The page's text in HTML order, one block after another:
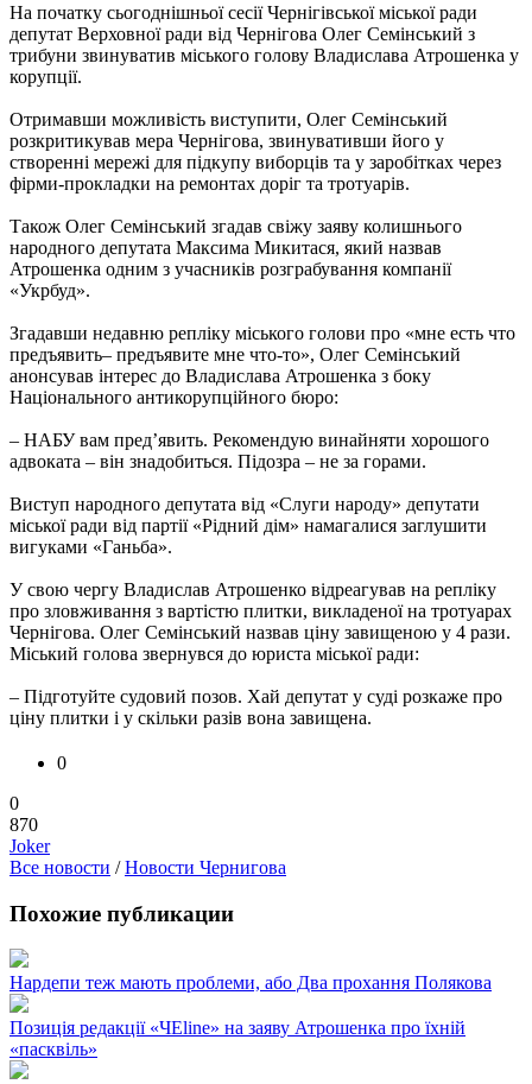
На початку сьогоднішньої сесії Чернігівської міської ради
депутат Верховної ради від Чернігова Олег Семінський з
трибуни звинуватив міського голову Владислава Атрошенка у
корупції.
Отримавши можливість виступити, Олег Семінський
розкритикував мера Чернігова, звинувативши його у
створенні мережі для підкупу виборців та у заробітках через
фірми-прокладки на ремонтах доріг та тротуарів.
Також Олег Семінський згадав свіжу заяву колишнього
народного депутата Максима Микитася, який назвав
Атрошенка одним з учасників розграбування компанії
«Укрбуд».
Згадавши недавню репліку міського голови про «мне есть что
предъявить– предъявите мне что-то», Олег Семінський
анонсував інтерес до Владислава Атрошенка з боку
Національного антикорупційного бюро:
– НАБУ вам пред’явить. Рекомендую винайняти хорошого
адвоката – він знадобиться. Підозра – не за горами.
Виступ народного депутата від «Слуги народу» депутати
міської ради від партії «Рідний дім» намагалися заглушити
вигуками «Ганьба».
У свою чергу Владислав Атрошенко відреагував на репліку
про зловживання з вартістю плитки, викладеної на тротуарах
Чернігова. Олег Семінський назвав ціну завищеною у 4 рази.
Міський голова звернувся до юриста міської ради:
– Підготуйте судовий позов. Хай депутат у суді розкаже про
ціну плитки і у скільки разів вона завищена.
0
0
870
Joker
Все новости /Новости Чернигова
Похожие публикации
Нардепи теж мають проблеми, або Два прохання Полякова
Позиція редакції «ЧЕline» на заяву Атрошенка про їхній
«пасквіль»